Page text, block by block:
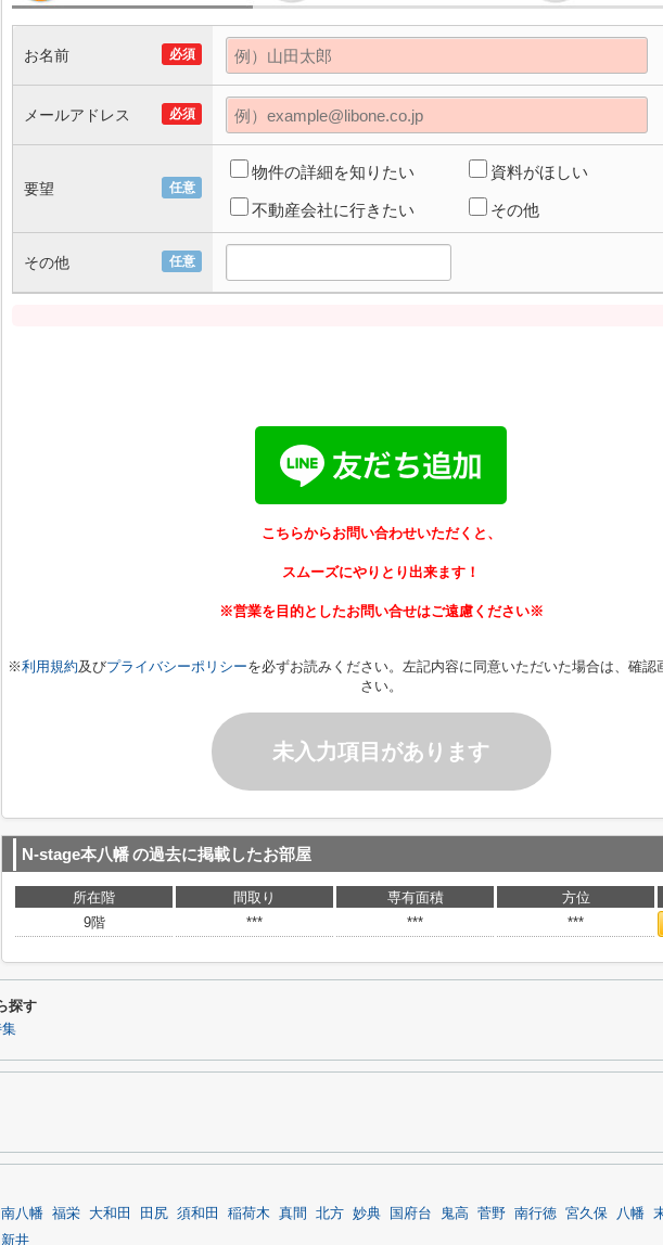
必須
お名前
必須
メールアドレス
任意
要望
物件の詳細を知りたい 資料がほしい
不動産会社に行きたい その他
任意
その他
こちらからお問い合わせいただくと、
スムーズにやりとり出来ます！
※営業を目的としたお問い合せはご遠慮ください※
※利用規約及びプライバシーポリシーを必ずお読みください。左記内容に同意いただいた場合は、確認
さい。
未入力項目があります
N-stage本八幡の過去に掲載したお部屋
所在階 間取り 専有面積 方位
9階
*** *** ***
探す
南八幡 福栄 大和田 田尻 須和田 稲荷木 真間 北方 妙典 国府台 鬼高 菅野 南行徳 宮久保 八幡
新井